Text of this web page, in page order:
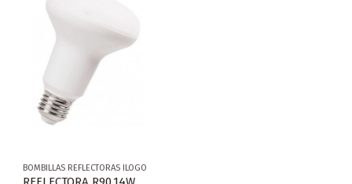
BOMBILLAS REFLECTORAS ILOGO